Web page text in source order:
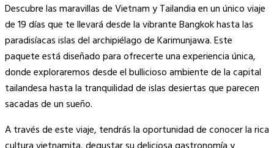
Descubre las maravillas de Vietnam y Tailandia en un único viaje
de 19 días que te llevará desde la vibrante Bangkok hasta las
paradisíacas islas del archipiélago de Karimunjawa. Este
paquete está diseñado para ofrecerte una experiencia única,
donde exploraremos desde el bullicioso ambiente de la capital
tailandesa hasta la tranquilidad de islas desiertas que parecen
sacadas de un sueño.
A través de este viaje, tendrás la oportunidad de conocer la rica